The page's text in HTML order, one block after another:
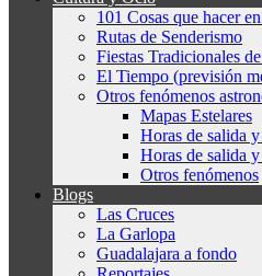
101 Cosas que hacer
Rutas de Senderismo
Fiestas Tradicionales
El Tiempo (previsión
Otros fenómenos
Mapas Estelares
Horas de salida
Horas de salida
Otros fenómenos
Blogs
Las Cruces
La Garlopa
Guadalajara a fondo